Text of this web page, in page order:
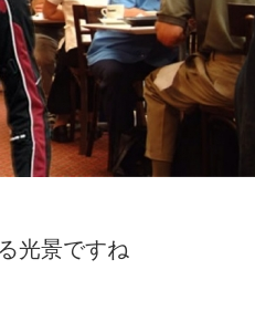
光景ですね